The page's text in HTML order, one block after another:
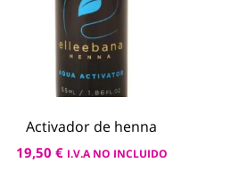
Activador de henna
19,50 € I.V.A NO INCLUIDO